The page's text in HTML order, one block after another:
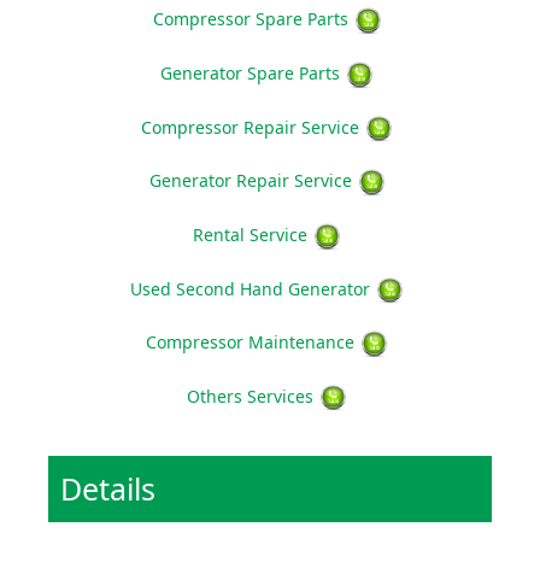
Compressor Spare Parts
Generator Spare Parts
Compressor Repair Service
Generator Repair Service
Rental Service
Used Second Hand Generator
Compressor Maintenance
Others Services
Details